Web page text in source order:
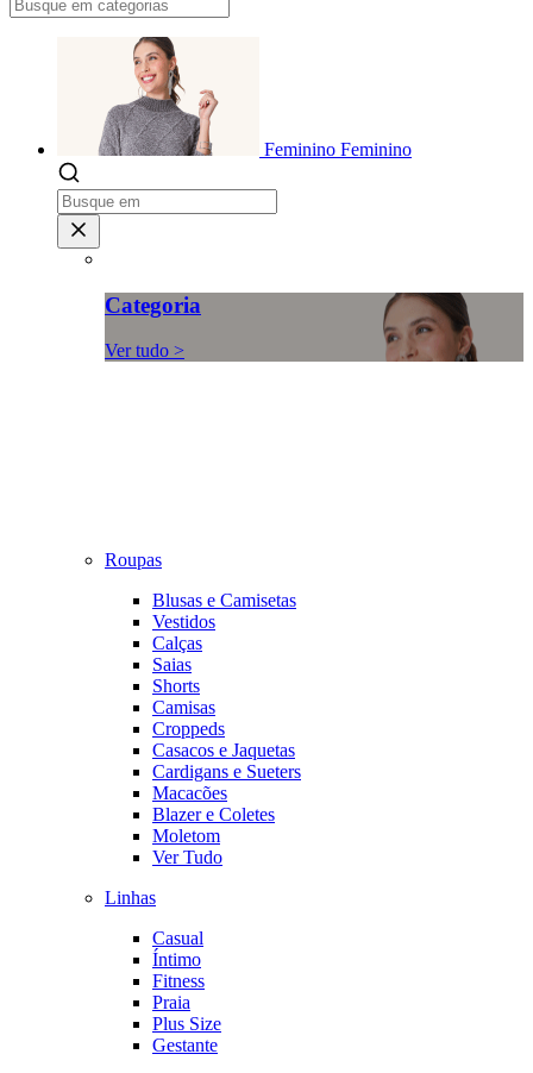
Feminino Feminino
Categoria
Ver tudo >
Roupas
Blusas e Camisetas
Vestidos
Calças
Saias
Shorts
Camisas
Croppeds
Casacos e Jaquetas
Cardigans e Sueters
Macacões
Blazer e Coletes
Moletom
Ver Tudo
Linhas
Casual
Íntimo
Fitness
Praia
Plus Size
Gestante